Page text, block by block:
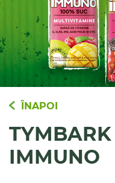
ÎNAPOI
TYMBARK
IMMUNO